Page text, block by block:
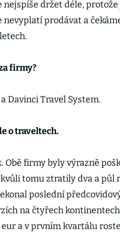
nejspíše držet déle,
nevyplatí prodávat a
firmy?
Davinci Travel System.
o traveltech.
Obě firmy byly výrazně
tomu ztratily dva a půl
poslední
na čtyřech
a v prvním kvartálu